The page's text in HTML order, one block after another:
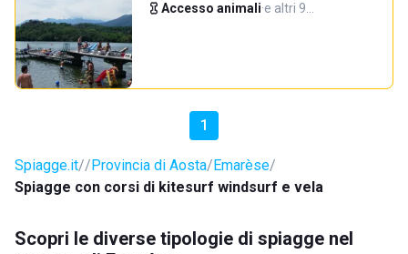
Accesso animali·e altri 9…
1
Spiagge.it Provincia di Aosta Emarèse
Spiagge con corsi di kitesurf windsurf e vela
Scopri le diverse tipologie di spiagge nel